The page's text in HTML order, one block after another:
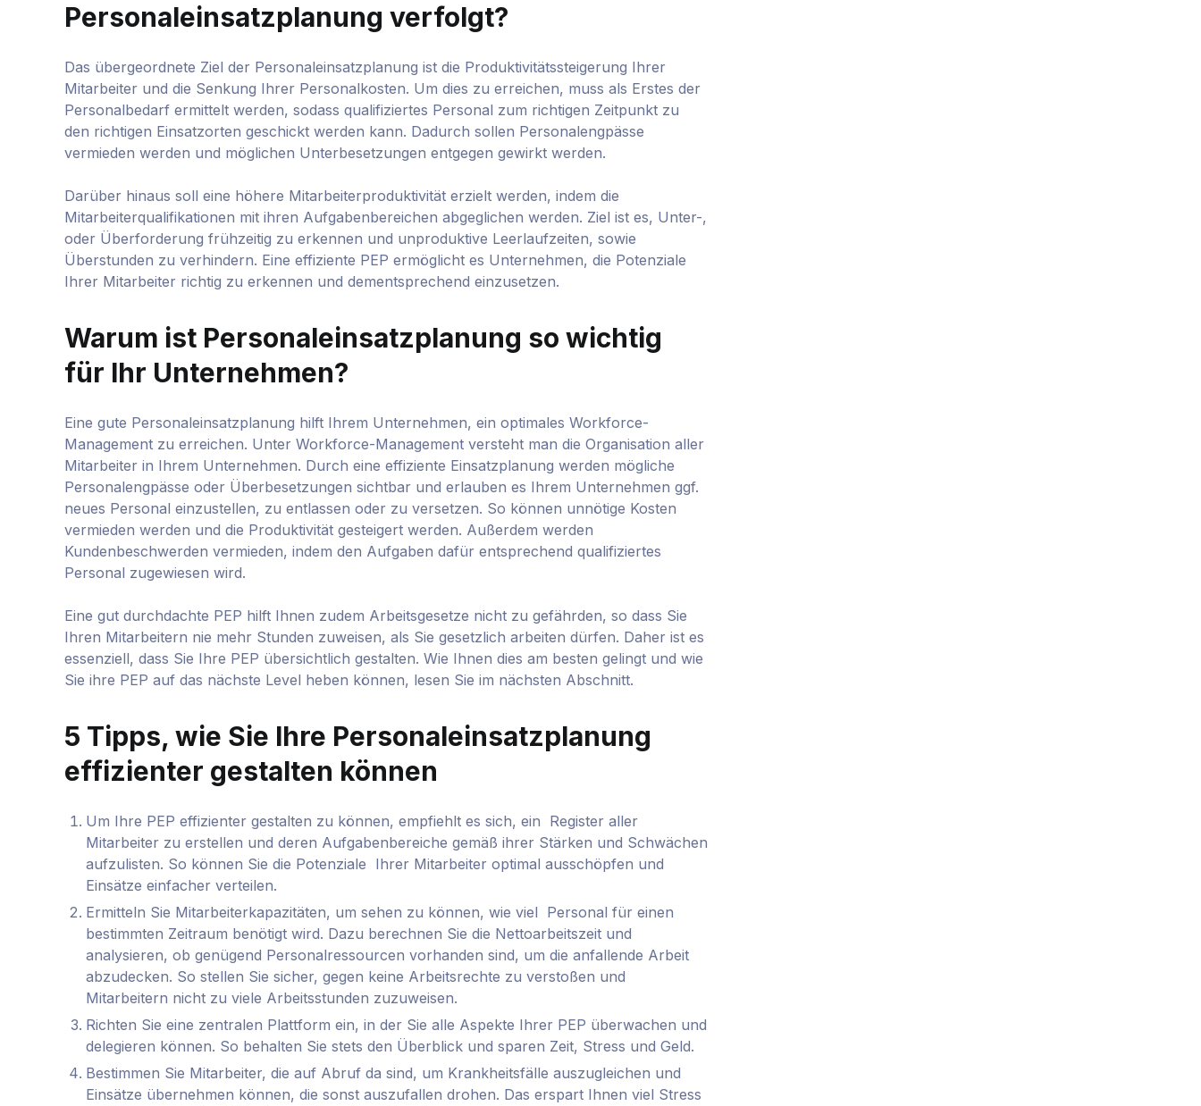
Personaleinsatzplanung verfolgt?
Das übergeordnete Ziel der Personaleinsatzplanung ist die Produktivitätssteigerung Ihrer
Mitarbeiter und die Senkung Ihrer Personalkosten. Um dies zu erreichen, muss als Erstes der
Personalbedarf ermittelt werden, sodass qualifiziertes Personal zum richtigen Zeitpunkt zu
den richtigen Einsatzorten geschickt werden kann. Dadurch sollen Personalengpässe
vermieden werden und möglichen Unterbesetzungen entgegen gewirkt werden.
Darüber hinaus soll eine höhere Mitarbeiterproduktivität erzielt werden, indem die
Mitarbeiterqualifikationen mit ihren Aufgabenbereichen abgeglichen werden. Ziel ist es, Unter-,
oder Überforderung frühzeitig zu erkennen und unproduktive Leerlaufzeiten, sowie
Überstunden zu verhindern. Eine effiziente PEP ermöglicht es Unternehmen, die Potenziale
Ihrer Mitarbeiter richtig zu erkennen und dementsprechend einzusetzen.
Warum ist Personaleinsatzplanung so wichtig
für Ihr Unternehmen?
Eine gute Personaleinsatzplanung hilft Ihrem Unternehmen, ein optimales Workforce-
Management zu erreichen. Unter Workforce-Management versteht man die Organisation aller
Mitarbeiter in Ihrem Unternehmen. Durch eine effiziente Einsatzplanung werden mögliche
Personalengpässe oder Überbesetzungen sichtbar und erlauben es Ihrem Unternehmen ggf.
neues Personal einzustellen, zu entlassen oder zu versetzen. So können unnötige Kosten
vermieden werden und die Produktivität gesteigert werden. Außerdem werden
Kundenbeschwerden vermieden, indem den Aufgaben dafür entsprechend qualifiziertes
Personal zugewiesen wird.
Eine gut durchdachte PEP hilft Ihnen zudem Arbeitsgesetze nicht zu gefährden, so dass Sie
Ihren Mitarbeitern nie mehr Stunden zuweisen, als Sie gesetzlich arbeiten dürfen. Daher ist es
essenziell, dass Sie Ihre PEP übersichtlich gestalten. Wie Ihnen dies am besten gelingt und wie
Sie ihre PEP auf das nächste Level heben können, lesen Sie im nächsten Abschnitt.
5 Tipps, wie Sie Ihre Personaleinsatzplanung
effizienter gestalten können
Um Ihre PEP effizienter gestalten zu können, empfiehlt es sich, ein Register aller
Mitarbeiter zu erstellen und deren Aufgabenbereiche gemäß ihrer Stärken und Schwächen
aufzulisten. So können Sie die Potenziale Ihrer Mitarbeiter optimal ausschöpfen und
Einsätze einfacher verteilen.
Ermitteln Sie Mitarbeiterkapazitäten, um sehen zu können, wie viel Personal für einen
bestimmten Zeitraum benötigt wird. Dazu berechnen Sie die Nettoarbeitszeit und
analysieren, ob genügend Personalressourcen vorhanden sind, um die anfallende Arbeit
abzudecken. So stellen Sie sicher, gegen keine Arbeitsrechte zu verstoßen und
Mitarbeitern nicht zu viele Arbeitsstunden zuzuweisen.
Richten Sie eine zentralen Plattform ein, in der Sie alle Aspekte Ihrer PEP überwachen und
delegieren können. So behalten Sie stets den Überblick und sparen Zeit, Stress und Geld.
Bestimmen Sie Mitarbeiter, die auf Abruf da sind, um Krankheitsfälle auszugleichen und
Einsätze übernehmen können, die sonst auszufallen drohen. Das erspart Ihnen viel Stress